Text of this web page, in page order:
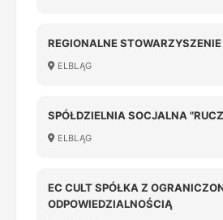
REGIONALNE
ELBLĄG
SPÓŁDZIELNIA SOCJALNA
ELBLĄG
EC CULT SPÓŁKA Z
ODPOWIEDZIALNOŚCIĄ